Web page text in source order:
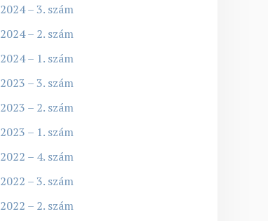
2024 – 3. szám
2024 – 2. szám
2024 – 1. szám
2023 – 3. szám
2023 – 2. szám
2023 – 1. szám
2022 – 4. szám
2022 – 3. szám
2022 – 2. szám